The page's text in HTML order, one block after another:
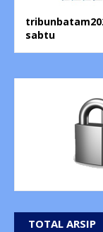
sabtu
TOTAL ARSIP